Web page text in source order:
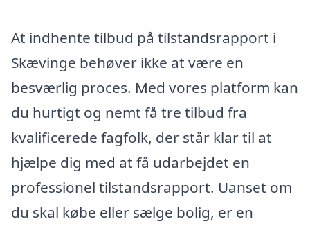
At indhente tilbud på tilstandsrapport i
Skævinge behøver ikke at være en
besværlig proces. Med vores platform kan
du hurtigt og nemt få tre tilbud fra
kvalificerede fagfolk, der står klar til at
hjælpe dig med at få udarbejdet en
professionel tilstandsrapport. Uanset om
du skal købe eller sælge bolig, er en